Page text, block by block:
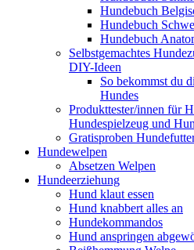
Hundebuch
Hundebuch
Hundebuch
Selbstgemachtes
DIY-Ideen
So bekommst du
Hundes
Produkttester/innen für
Hundespielzeug und
Gratisproben
Hundewelpen
Absetzen Welpen
Hundeerziehung
Hund klaut essen
Hund knabbert alles an
Hundekommandos
Hund anspringen